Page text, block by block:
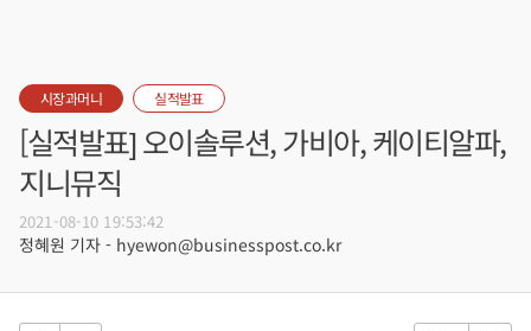
시장과머니 실적발표
[실적발표] 오이솔루션, 가비아, 케이티알파,
지니뮤직
2021-08-10 19:53:42
정혜원 기자 - hyewon@businesspost.co.kr